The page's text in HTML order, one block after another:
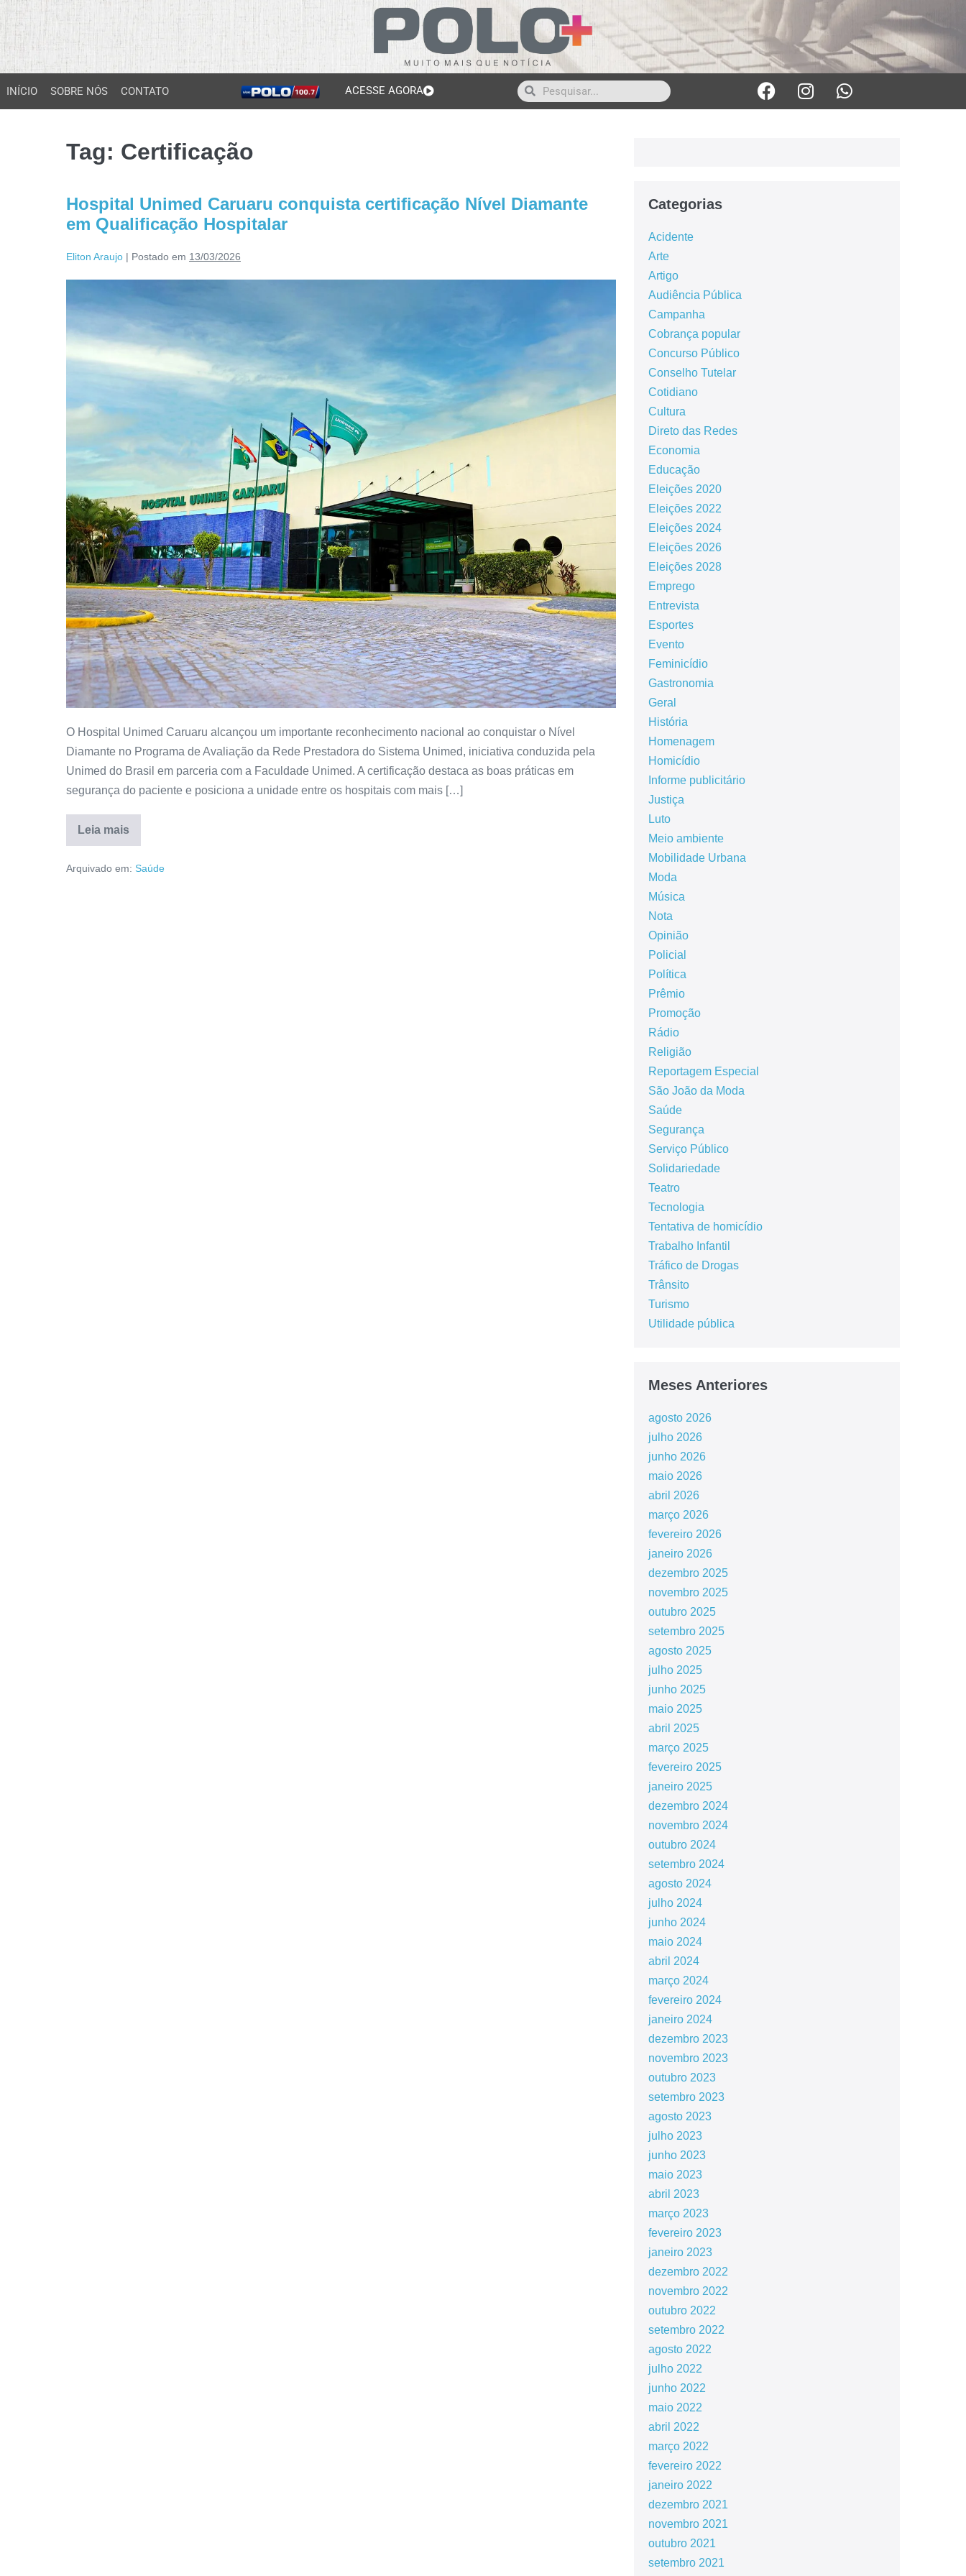
INÍCIO SOBRE NÓS CONTATO ACESSE AGORA
Tag: Certificação
Hospital Unimed Caruaru conquista certificação Nível Diamante
em Qualificação Hospitalar
Eliton Araujo | Postado em 13/03/2026
O Hospital Unimed Caruaru alcançou um importante reconhecimento nacional ao conquistar o Nível
Diamante no Programa de Avaliação da Rede Prestadora do Sistema Unimed, iniciativa conduzida pela
Unimed do Brasil em parceria com a Faculdade Unimed. A certificação destaca as boas práticas em
segurança do paciente e posiciona a unidade entre os hospitais com mais […]
Leia mais
Arquivado em: Saúde
Categorias
Acidente
Arte
Artigo
Audiência Pública
Campanha
Cobrança popular
Concurso Público
Conselho Tutelar
Cotidiano
Cultura
Direto das Redes
Economia
Educação
Eleições 2020
Eleições 2022
Eleições 2024
Eleições 2026
Eleições 2028
Emprego
Entrevista
Esportes
Evento
Feminicídio
Gastronomia
Geral
História
Homenagem
Homicídio
Informe publicitário
Justiça
Luto
Meio ambiente
Mobilidade Urbana
Moda
Música
Nota
Opinião
Policial
Política
Prêmio
Promoção
Rádio
Religião
Reportagem Especial
São João da Moda
Saúde
Segurança
Serviço Público
Solidariedade
Teatro
Tecnologia
Tentativa de homicídio
Trabalho Infantil
Tráfico de Drogas
Trânsito
Turismo
Utilidade pública
Meses Anteriores
agosto 2026
julho 2026
junho 2026
maio 2026
abril 2026
março 2026
fevereiro 2026
janeiro 2026
dezembro 2025
novembro 2025
outubro 2025
setembro 2025
agosto 2025
julho 2025
junho 2025
maio 2025
abril 2025
março 2025
fevereiro 2025
janeiro 2025
dezembro 2024
novembro 2024
outubro 2024
setembro 2024
agosto 2024
julho 2024
junho 2024
maio 2024
abril 2024
março 2024
fevereiro 2024
janeiro 2024
dezembro 2023
novembro 2023
outubro 2023
setembro 2023
agosto 2023
julho 2023
junho 2023
maio 2023
abril 2023
março 2023
fevereiro 2023
janeiro 2023
dezembro 2022
novembro 2022
outubro 2022
setembro 2022
agosto 2022
julho 2022
junho 2022
maio 2022
abril 2022
março 2022
fevereiro 2022
janeiro 2022
dezembro 2021
novembro 2021
outubro 2021
setembro 2021